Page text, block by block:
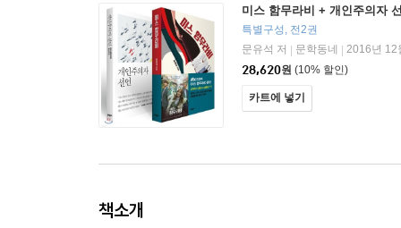
미스 함무라비 + 개인주의자
특별구성, 전2권
문유석 저
문학동네
2016년 12
28,620원 (10% 할인)
카트에 넣기
책소개